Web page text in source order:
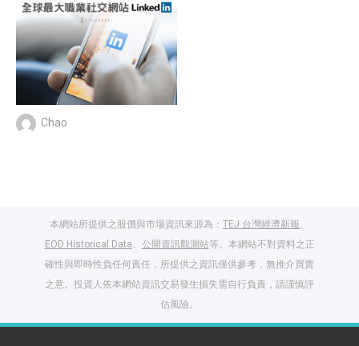
Chao
本網站所提供之股價與市場資訊來源為： TEJ 台灣經濟新報
EOD Historical Data
公開資訊觀測站等。本網站不對資料之正
確性與即時性負任何責任，所提供之資訊僅供參考，無推介買賣
之意。投資人依本網站資訊交易發生損失需自行負責，請謹慎評
估風險。